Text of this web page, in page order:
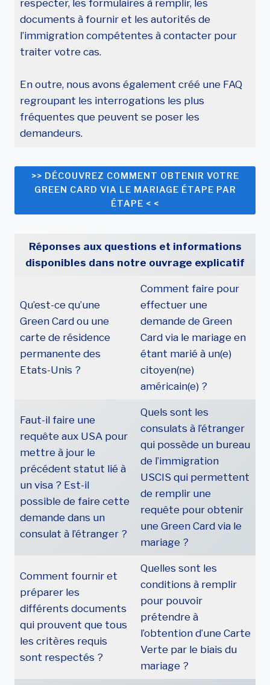
respecter, les formulaires à remplir, les
documents à fournir et les autorités de
l’immigration compétentes à contacter pour
traiter votre cas.
En outre, nous avons également créé une FAQ
regroupant les interrogations les plus
fréquentes que peuvent se poser les
demandeurs.
>> DÉCOUVREZ COMMENT OBTENIR VOTRE
GREEN CARD VIA LE MARIAGE ÉTAPE PAR
ÉTAPE < <
Réponses aux questions et informations
disponibles dans notre ouvrage explicatif
Qu’est-ce qu’une
Green Card ou une
carte de résidence
permanente des
Etats-Unis ?
Comment faire pour
effectuer une
demande de Green
Card via le mariage en
étant marié à un(e)
citoyen(ne)
américain(e) ?
Faut-il faire une
requête aux USA pour
mettre à jour le
précédent statut lié à
un visa ? Est-il
possible de faire cette
demande dans un
consulat à l’étranger ?
Quels sont les
consulats à l’étranger
qui possède un bureau
de l’immigration
USCIS qui permettent
de remplir une
requête pour obtenir
une Green Card via le
mariage ?
Comment fournir et
préparer les
différents documents
qui prouvent que tous
les critères requis
sont respectés ?
Quelles sont les
conditions à remplir
pour pouvoir
prétendre à
l’obtention d’une Carte
Verte par le biais du
mariage ?